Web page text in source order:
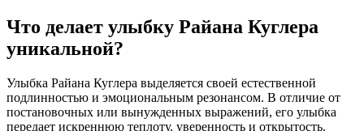
Что делает улыбку Райана Куглера
уникальной?
Улыбка Райана Куглера выделяется своей естественной
подлинностью и эмоциональным резонансом. В отличие от
постановочных или вынужденных выражений, его улыбка
передает искреннюю теплоту, уверенность и открытость.